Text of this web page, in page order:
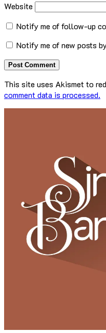
Website
Notify me of follow-up
Notify me of new posts
This site uses Akismet to
comment data is processed.